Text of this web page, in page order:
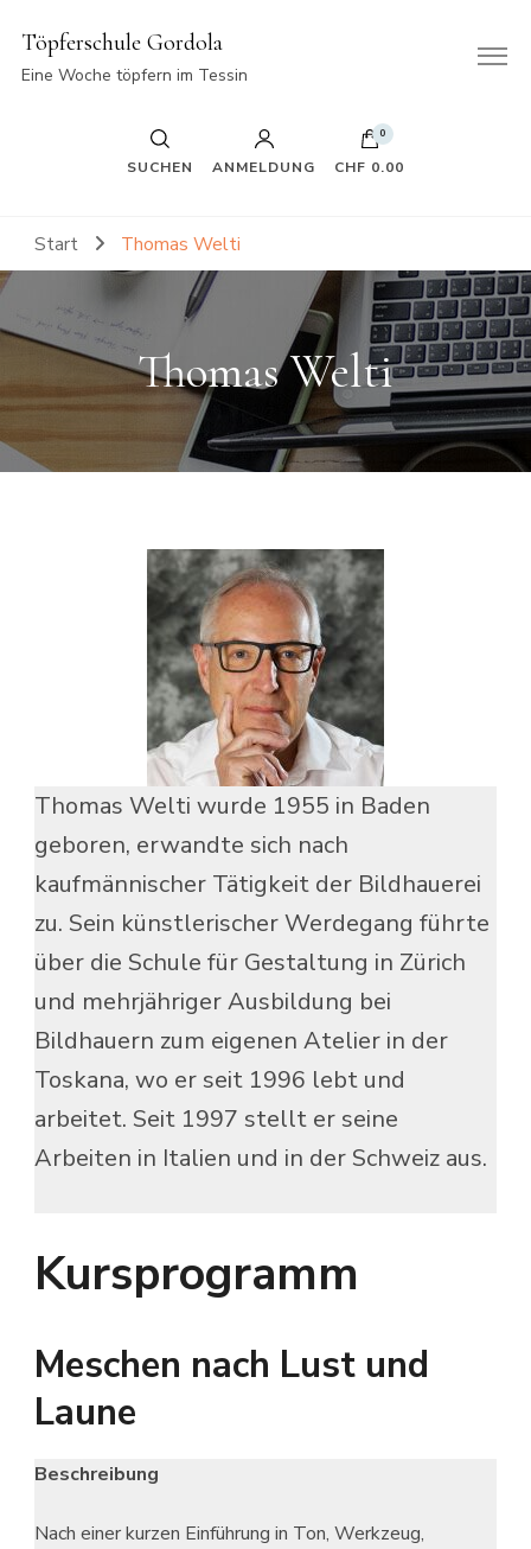
Töpferschule Gordola
Eine Woche töpfern im Tessin
SUCHEN ANMELDUNG
0
CHF 0.00
Start Thomas Welti
Thomas Welti
Thomas Welti wurde 1955 in Baden
geboren, erwandte sich nach
kaufmännischer Tätigkeit der Bildhauerei
zu. Sein künstlerischer Werdegang führte
über die Schule für Gestaltung in Zürich
und mehrjähriger Ausbildung bei
Bildhauern zum eigenen Atelier in der
Toskana, wo er seit 1996 lebt und
arbeitet. Seit 1997 stellt er seine
Arbeiten in Italien und in der Schweiz aus.
Kursprogramm
Meschen nach Lust und
Laune
Beschreibung
Nach einer kurzen Einführung in Ton, Werkzeug,